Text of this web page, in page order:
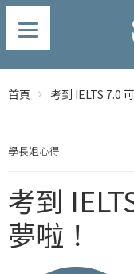
首頁 考到 IELTS 7.0
學長姐心得
考到
夢啦！